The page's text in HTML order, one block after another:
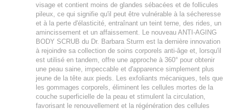
visage et contient moins de glandes sébacées et de follicules
pileux, ce qui signifie qu'il peut être vulnérable à la sécheresse
et à la perte d'élasticité, entraînant un teint terne, des rides, un
amincissement et un affaissement. Le nouveau ANTI-AGING
BODY SCRUB du Dr. Barbara Sturm est la dernière innovation
à rejoindre sa collection de soins corporels anti-âge et, lorsqu'il
est utilisé en tandem, offre une approche à 360° pour obtenir
une peau saine, impeccable et d'apparence simplement plus
jeune de la tête aux pieds. Les exfoliants mécaniques, tels que
les gommages corporels, éliminent les cellules mortes de la
couche superficielle de la peau et stimulent la circulation,
favorisant le renouvellement et la régénération des cellules